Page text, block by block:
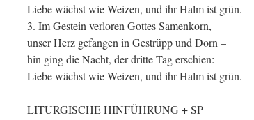
Liebe wächst wie Weizen, und ihr Halm ist grün.
3. Im Gestein verloren Gottes Samenkorn,
unser Herz gefangen in Gestrüpp und Dorn –
hin ging die Nacht, der dritte Tag erschien:
Liebe wächst wie Weizen, und ihr Halm ist grün.
LITURGISCHE HINFÜHRUNG + SP